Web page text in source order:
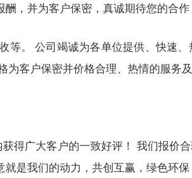
，并为客户保密，真诚期待您的合作
。 公司竭诚为各单位提供、快速
客户保密并价格合理、热情的服务
得广大客户的一致好评！ 我们报价
是我们的动力，共创互赢，绿色环保